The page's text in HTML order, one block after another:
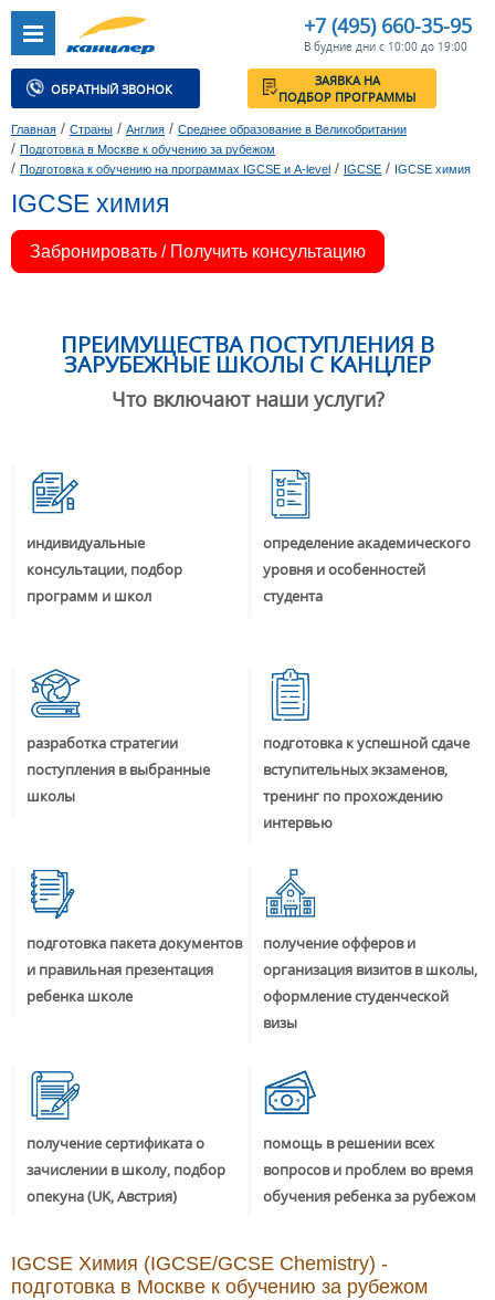
+7 (495) 660-35-95
В будние дни с 10:00 до 19:00
ОБРАТНЫЙ ЗВОНОК
ЗАЯВКА НА
ПОДБОР ПРОГРАММЫ
Главная / Страны / Англия / Среднее образование в Великобритании
/ Подготовка в Москве к обучению за рубежом
/ Подготовка к обучению на программах IGCSE и A-level / IGCSE / IGCSE химия
IGCSE химия
Забронировать / Получить консультацию
ПРЕИМУЩЕСТВА ПОСТУПЛЕНИЯ В
ЗАРУБЕЖНЫЕ ШКОЛЫ С КАНЦЛЕР
Что включают наши услуги?
индивидуальные
консультации, подбор
программ и школ
определение академического
уровня и особенностей
студента
разработка стратегии
поступления в выбранные
школы
подготовка к успешной сдаче
вступительных экзаменов,
тренинг по прохождению
интервью
подготовка пакета документов
и правильная презентация
ребенка школе
получение офферов и
организация визитов в школы,
оформление студенческой
визы
получение сертификата о
зачислении в школу, подбор
опекуна (UK, Австрия)
помощь в решении всех
вопросов и проблем во время
обучения ребенка за рубежом
IGCSE Химия (IGCSE/GCSE Chemistry) -
подготовка в Москве к обучению за рубежом